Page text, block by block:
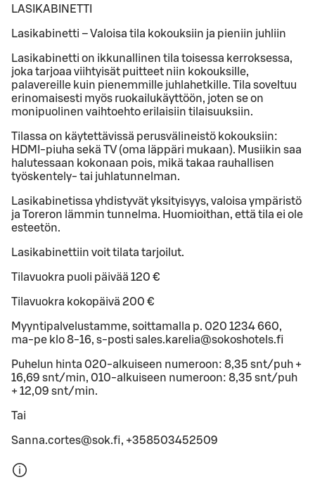
LASIKABINETTI
Lasikabinetti – Valoisa tila kokouksiin ja pieniin juhliin
Lasikabinetti on ikkunallinen tila toisessa kerroksessa,
joka tarjoaa viihtyisät puitteet niin kokouksille,
palavereille kuin pienemmille juhlahetkille. Tila soveltuu
erinomaisesti myös ruokailukäyttöön, joten se on
monipuolinen vaihtoehto erilaisiin tilaisuuksiin.
Tilassa on käytettävissä perusvälineistö kokouksiin:
HDMI-piuha sekä TV (oma läppäri mukaan). Musiikin saa
halutessaan kokonaan pois, mikä takaa rauhallisen
työskentely- tai juhlatunnelman.
Lasikabinetissa yhdistyvät yksityisyys, valoisa ympäristö
ja Toreron lämmin tunnelma. Huomioithan, että tila ei ole
esteetön.
Lasikabinettiin voit tilata tarjoilut.
Tilavuokra puoli päivää 120 €
Tilavuokra kokopäivä 200 €
Myyntipalvelustamme, soittamalla p. 020 1234 660,
ma-pe klo 8-16, s-posti sales.karelia@sokoshotels.fi
Pu­he­lun hinta 020-al­kui­seen nu­me­roon: 8,35 snt/puh +
16,69 snt/min, 010-al­kui­seen nu­me­roon: 8,35 snt/puh
+ 12,09 snt/min.
Tai
Sanna.cortes@sok.fi, +358503452509